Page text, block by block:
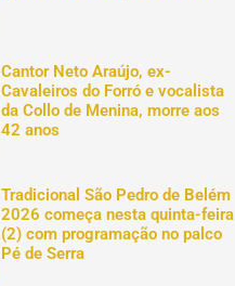
Cantor Neto Araújo, ex-
Cavaleiros do Forró e vocalista
da Collo de Menina, morre aos
42 anos
Tradicional São Pedro de Belém
2026 começa nesta quinta-feira
(2) com programação no palco
Pé de Serra